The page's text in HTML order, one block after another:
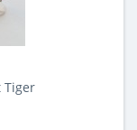
Tiger